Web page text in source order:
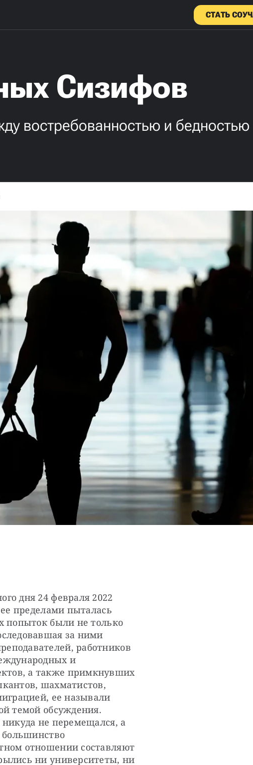
СТАТЬ
Сизифов
востребованностью и бедностью
дня 24 февраля 2022
пределами пыталась
попыток были не только
за ними
работников
и
а также примкнувших
шахматистов,
ее называли
темой обсуждения.
не перемещался, а
большинство
отношении составляют
ни университеты, ни